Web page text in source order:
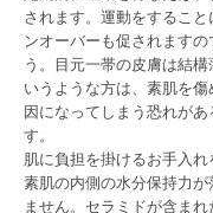
されます。運動をするこ
ンオーバーも促されます
う。目元一帯の皮膚は結
いうような方は、素肌を
因になってしまう恐れが
す。
肌に負担を掛けるお手入れ
素肌の内側の水分保持力
ません。セラミドが含ま